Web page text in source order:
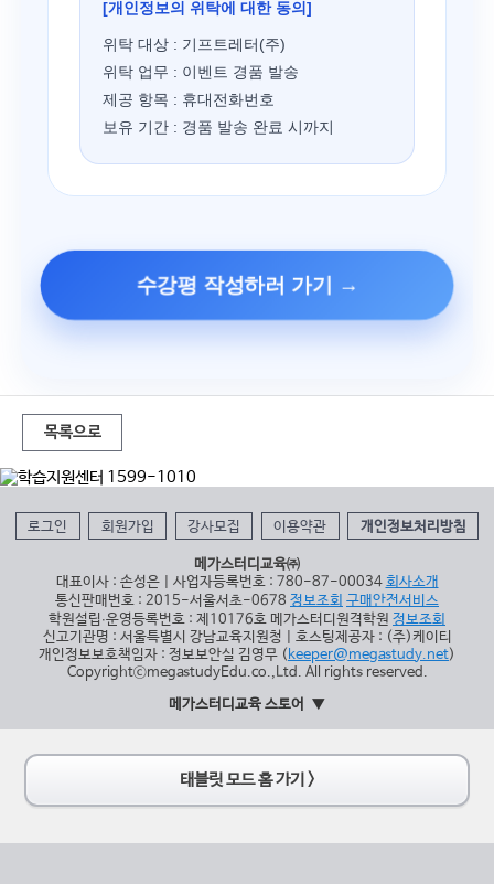
[개인정보의 위탁에 대한 동의]
위탁 대상 : 기프트레터(주)
위탁 업무 : 이벤트 경품 발송
제공 항목 : 휴대전화번호
보유 기간 : 경품 발송 완료 시까지
수강평 작성하러 가기 →
목록으로
로그인 회원가입 강사모집 이용약관 개인정보처리방침
메가스터디교육㈜
대표이사 : 손성은 | 사업자등록번호 : 780-87-00034 회사소개
통신판매번호 : 2015-서울서초-0678 정보조회 구매안전서비스
학원설립∙운영등록번호 : 제10176호 메가스터디원격학원 정보조회
신고기관명 : 서울특별시 강남교육지원청 | 호스팅제공자 : (주)케이티
개인정보보호책임자 : 정보보안실 김영무 ( keeper@megastudy.net)
CopyrightⓒmegastudyEdu.co.,Ltd. All rights reserved.
메가스터디교육 스토어
태블릿 모드 홈 가기 >